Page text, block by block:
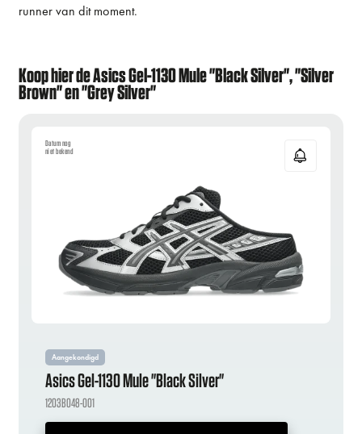
runner van dit moment.
Koop hier de Asics Gel-1130 Mule "Black Silver", "Silver
Brown" en "Grey Silver"
Datum nog
niet bekend
Aangekondigd
Asics Gel-1130 Mule "Black Silver"
1203B048-001